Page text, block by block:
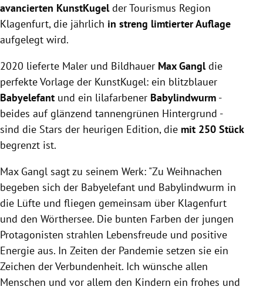
avancierten KunstKugelder Tourismus Region
Klagenfurt, die jährlich in streng limtierter Auflage
aufgelegt wird.
2020 lieferte Maler und Bildhauer Max Gangldie
perfekte Vorlage der KunstKugel: ein blitzblauer
Babyelefant und ein lilafarbener Babylindwurm -
beides auf glänzend tannengrünen Hintergrund -
sind die Stars der heurigen Edition, die mit 250 Stück
begrenzt ist.
Max Gangl sagt zu seinem Werk: "Zu Weihnachen
begeben sich der Babyelefant und Babylindwurm in
die Lüfte und fliegen gemeinsam über Klagenfurt
und den Wörthersee. Die bunten Farben der jungen
Protagonisten strahlen Lebensfreude und positive
Energie aus. In Zeiten der Pandemie setzen sie ein
Zeichen der Verbundenheit. Ich wünsche allen
Menschen und vor allem den Kindern ein frohes und